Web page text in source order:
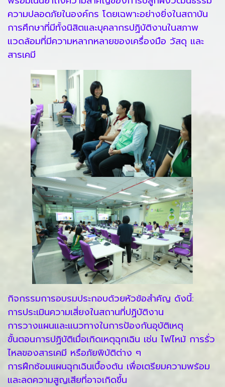
ความปลอดภัยในองค์กร โดยเฉพาะอย่างยิ่งในสถาบัน
การศึกษาที่มีทั้งนิสิตและบุคลากรปฏิบัติงานในสภาพ
แวดล้อมที่มีความหลากหลายของเครื่องมือ วัสดุ และ
สารเคมี
กิจกรรมการอบรมประกอบด้วยหัวข้อสำคัญ ดังนี้:
การประเมินความเสี่ยงในสถานที่ปฏิบัติงาน
การวางแผนและแนวทางในการป้องกันอุบัติเหตุ
ขั้นตอนการปฏิบัติเมื่อเกิดเหตุฉุกเฉิน เช่น ไฟไหม้ การรั่ว
ไหลของสารเคมี หรือภัยพิบัติต่าง ๆ
การฝึกซ้อมแผนฉุกเฉินเบื้องต้น เพื่อเตรียมความพร้อม
และลดความสูญเสียที่อาจเกิดขึ้น